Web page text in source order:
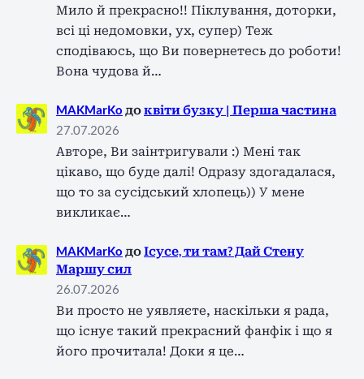
Мило й прекрасно!! Піклування, доторки,
всі ці недомовки, ух, супер) Теж
сподіваюсь, що Ви повернетесь до роботи!
Вона чудова й…
MAKMarKo доквіти бузку | Перша частина
27.07.2026
Авторе, Ви заінтригували :) Мені так
цікаво, що буде далі! Одразу здогадалася,
що то за сусідський хлопець)) У мене
викликає…
MAKMarKo доІсусе, ти там? Дай Стену
Маршу сил
26.07.2026
Ви просто не уявляєте, наскільки я рада,
що існує такий прекрасний фанфік і що я
його прочитала! Доки я це…